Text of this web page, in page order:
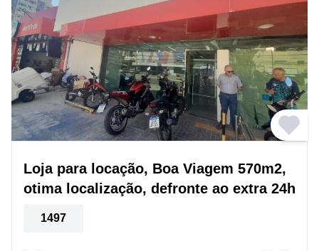
Loja para locação, Boa Viagem 570m2,
otima localização, defronte ao extra 24h
1497